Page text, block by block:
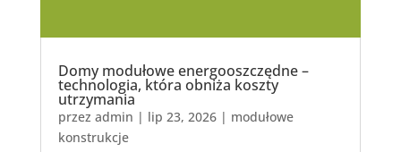
Domy modułowe energooszczędne –
technologia, która obniża koszty
utrzymania
przez admin | lip 23, 2026| modułowe
konstrukcje